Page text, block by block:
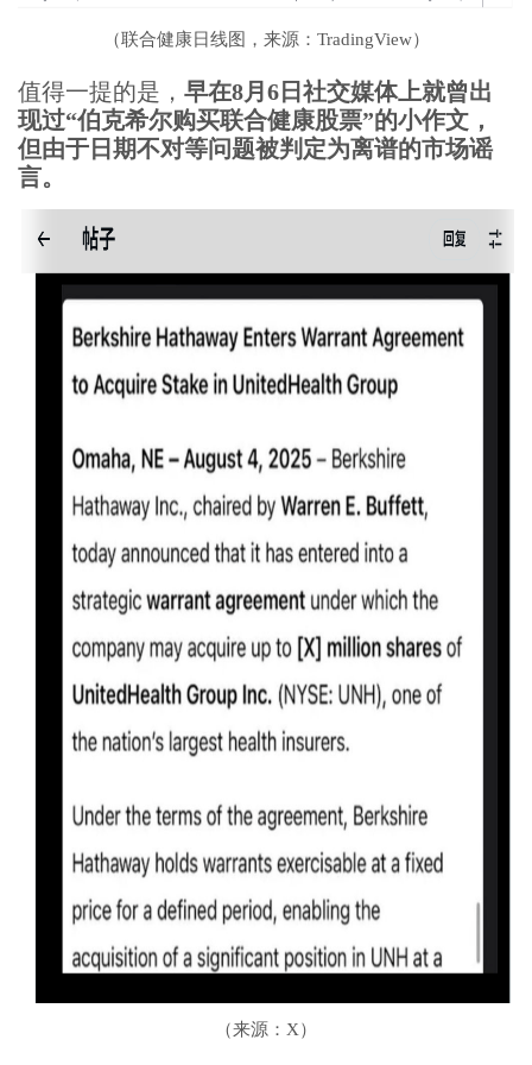
（联合健康日线图，来源：TradingView）
值得一提的是， 早在8月6日社交媒体上就曾出
现过“伯克希尔购买联合健康股票”的小作文，
但由于日期不对等问题被判定为离谱的市场谣
言。
（来源：X）